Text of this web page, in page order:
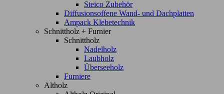
Steico Zubehör
Diffusionsoffene Wand- und Dachplatten
Ampack Klebetechnik
Schnittholz + Furnier
Schnittholz
Nadelholz
Laubholz
Überseeholz
Furniere
Altholz